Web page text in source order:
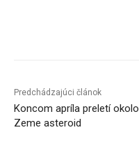
Predchádzajúci článok
Koncom apríla preletí okolo
Zeme asteroid